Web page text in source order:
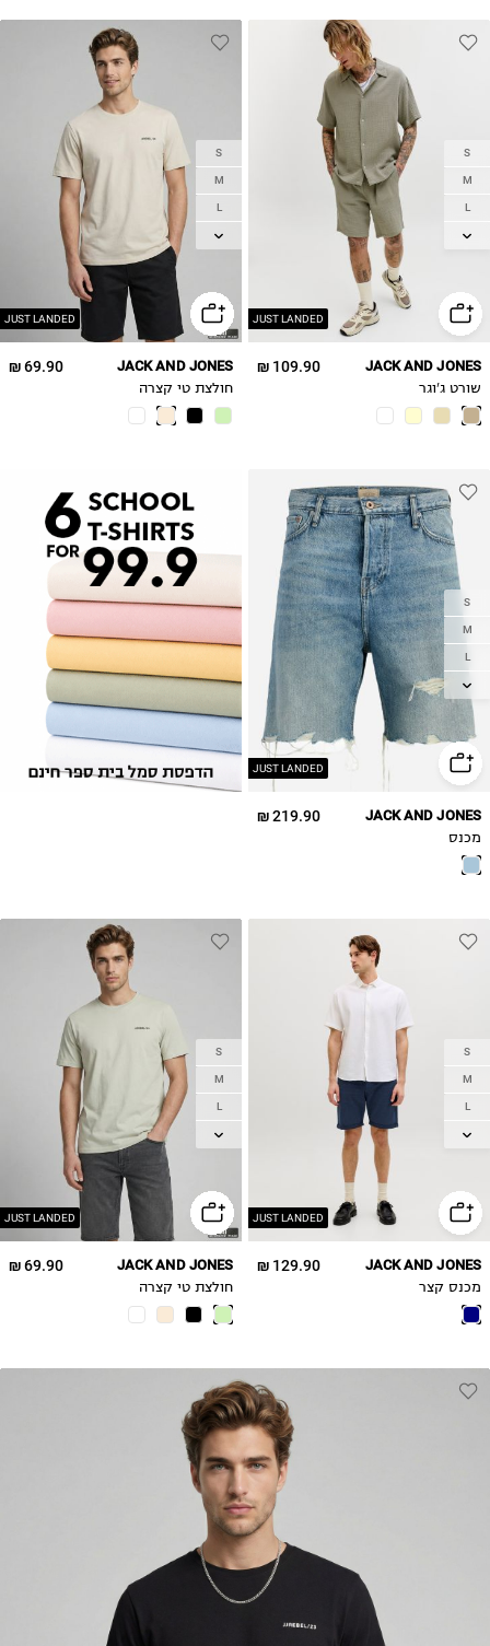
JUST LANDED
S
M
L
XL
109.90 ₪ JACK AND JONES
שורט ג'וגר
JUST LANDED
S
M
L
XL
69.90 ₪ JACK AND JONES
חולצת טי קצרה
JUST LANDED
S
M
L
XL
2XL
219.90 ₪ JACK AND JONES
מכנס
JUST LANDED
S
M
L
XL
129.90 ₪ JACK AND JONES
מכנס קצר
JUST LANDED
S
M
L
XL
69.90 ₪ JACK AND JONES
חולצת טי קצרה